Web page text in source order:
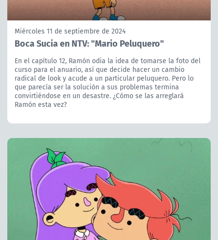
Miércoles 11 de septiembre de 2024
Boca Sucia en NTV: "Mario Peluquero"
En el capítulo 12, Ramón odia la idea de tomarse la foto del
curso para el anuario, así que decide hacer un cambio
radical de look y acude a un particular peluquero. Pero lo
que parecía ser la solución a sus problemas termina
convirtiéndose en un desastre. ¿Cómo se las arreglará
Ramón esta vez?